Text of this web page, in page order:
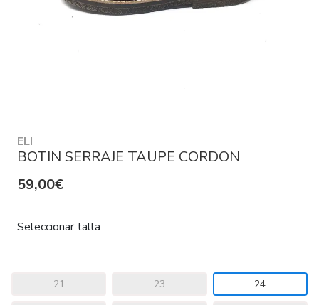
ELI
BOTIN SERRAJE TAUPE CORDON
59,00€
Seleccionar talla
21 23 24